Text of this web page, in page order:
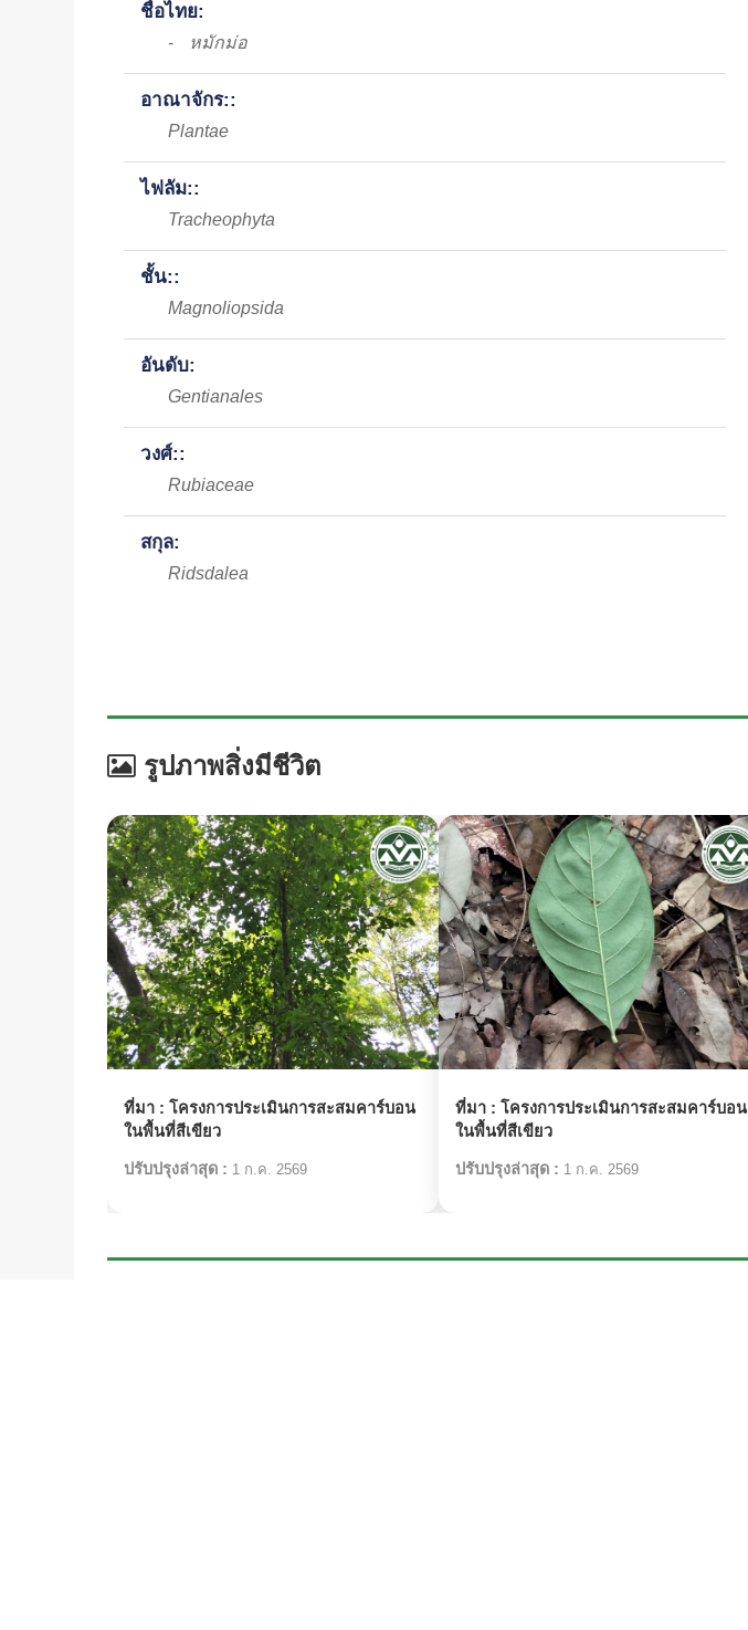
ชื่อไทย:
- หมักม่อ
อาณาจักร::
Plantae
ไฟลัม::
Tracheophyta
ชั้น::
Magnoliopsida
อันดับ:
Gentianales
วงศ์::
Rubiaceae
สกุล:
Ridsdalea
รูปภาพสิ่งมีชีวิต
ที่มา : โครงการประเมินการสะสมคาร์บอน
ในพื้นที่สีเขียว
ปรับปรุงล่าสุด : 1 ก.ค. 2569
ที่มา : โครงการประเมินการสะสมคาร์บอน
ในพื้นที่สีเขียว
ปรับปรุงล่าสุด : 1 ก.ค. 2569